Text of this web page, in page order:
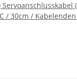
Servoanschlusskabel
/ 30cm /